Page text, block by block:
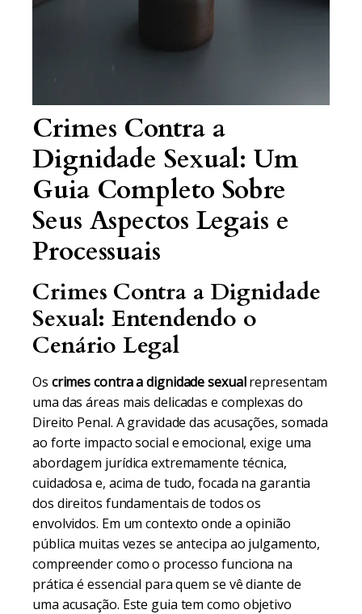
Crimes Contra a
Dignidade Sexual: Um
Guia Completo Sobre
Seus Aspectos Legais e
Processuais
Crimes Contra a Dignidade
Sexual: Entendendo o
Cenário Legal
Os crimes contra a dignidade sexualrepresentam
uma das áreas mais delicadas e complexas do
Direito Penal. A gravidade das acusações, somada
ao forte impacto social e emocional, exige uma
abordagem jurídica extremamente técnica,
cuidadosa e, acima de tudo, focada na garantia
dos direitos fundamentais de todos os
envolvidos. Em um contexto onde a opinião
pública muitas vezes se antecipa ao julgamento,
compreender como o processo funciona na
prática é essencial para quem se vê diante de
uma acusação. Este guia tem como objetivo